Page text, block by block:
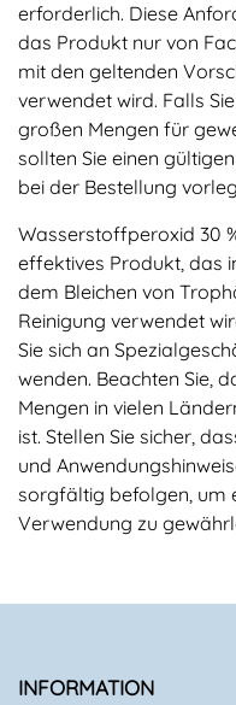
erforderlich. Diese
das Produkt nur von
mit den geltenden
verwendet wird. Falls
großen Mengen für
sollten Sie einen
bei der Bestellung
Wasserstoffperoxid 30
effektives Produkt, das
dem Bleichen von
Reinigung verwendet
Sie sich an
wenden. Beachten Sie,
Mengen in vielen
ist. Stellen Sie sicher,
und
sorgfältig befolgen, um
Verwendung zu
INFORMATION